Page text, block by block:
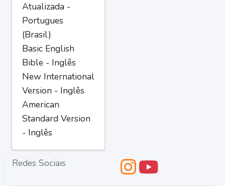
Atualizada -
Portugues
(Brasil)
Basic English
Bible - Inglês
New International
Version - Inglês
American
Standard Version
- Inglês
Redes Sociais